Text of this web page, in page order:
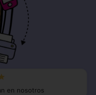
en nosotros